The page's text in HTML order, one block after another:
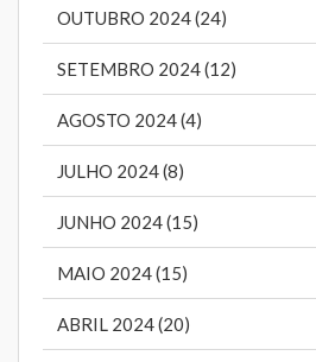
OUTUBRO 2024 (24)
SETEMBRO 2024 (12)
AGOSTO 2024 (4)
JULHO 2024 (8)
JUNHO 2024 (15)
MAIO 2024 (15)
ABRIL 2024 (20)